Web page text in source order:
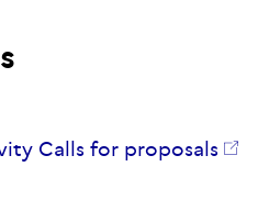
Calls for proposals